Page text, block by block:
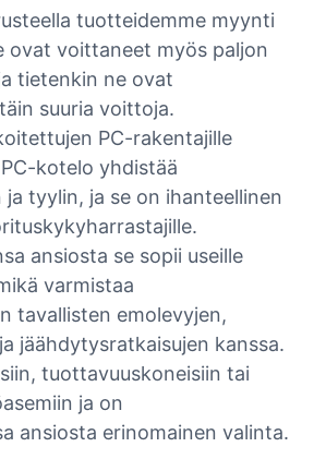
tuotteidemme myynti
ovat voittaneet myös paljon
tietenkin ne ovat
suuria voittoja.
PC-rakentajille
kotelo yhdistää
tyylin, ja se on ihanteellinen
ansiosta se sopii useille
varmistaa
tavallisten emolevyjen,
jäähdytysratkaisujen kanssa.
tuottavuuskoneisiin tai
ja on
ansiosta erinomainen valinta.